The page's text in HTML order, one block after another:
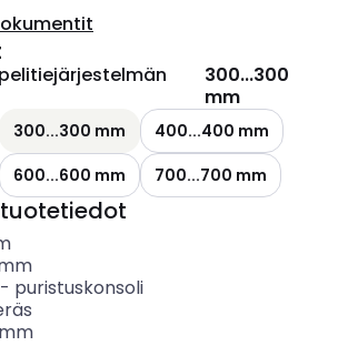
300...300
mm
300...300 mm
400...400 mm
600...600 mm 700...700 mm
puristuskonsoli
mm